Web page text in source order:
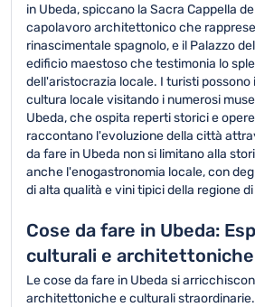
in Ubeda, spiccano la Sacra Cappella
capolavoro architettonico che
rinascimentale spagnolo, e il Palazzo
edificio maestoso che testimonia lo
dell'aristocrazia locale. I turisti possono
cultura locale visitando i numerosi
Ubeda, che ospita reperti storici e
raccontano l'evoluzione della città
da fare in Ubeda non si limitano alla
anche l'enogastronomia locale, con
di alta qualità e vini tipici della regione
Cose da fare in Ubeda:
culturali e
Le cose da fare in Ubeda si
architettoniche e culturali straordinarie.